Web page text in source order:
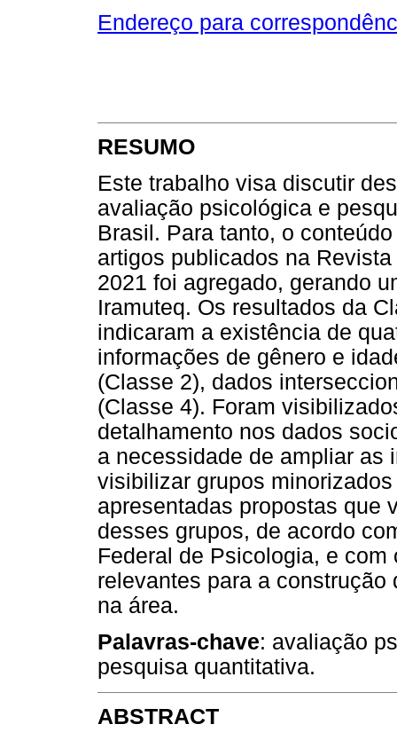
Endereço para
RESUMO
Este trabalho visa discutir
avaliação psicológica e
Brasil. Para tanto, o
artigos publicados na
2021 foi agregado, gerando
Iramuteq. Os resultados da
indicaram a existência de
informações de gênero e
(Classe 2), dados
(Classe 4). Foram
detalhamento nos dados
a necessidade de ampliar as
visibilizar grupos
apresentadas propostas que
desses grupos, de acordo
Federal de Psicologia, e
relevantes para a
na área.
Palavras-chave: avaliação
pesquisa quantitativa.
ABSTRACT